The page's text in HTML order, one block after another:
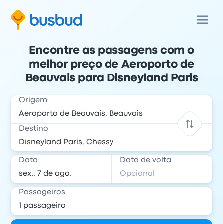
Encontre as passagens com o
melhor preço de Aeroporto de
Beauvais para Disneyland Paris
Origem
Destino
Data Data de volta
Passageiros